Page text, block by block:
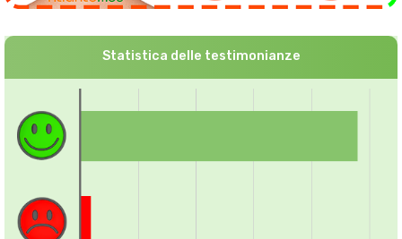
Statistica delle testimonianze